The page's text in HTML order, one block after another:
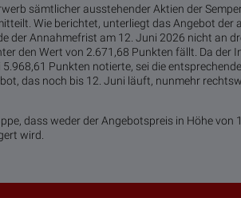
sämtlicher ausstehender Aktien der
Wie berichtet, unterliegt das Angebot der
der Annahmefrist am 12. Juni 2026 nicht an
den Wert von 2.671,68 Punkten fällt. Da der
Punkten notierte, sei die
das noch bis 12. Juni läuft, nunmehr
dass weder der Angebotspreis in Höhe von
wird.